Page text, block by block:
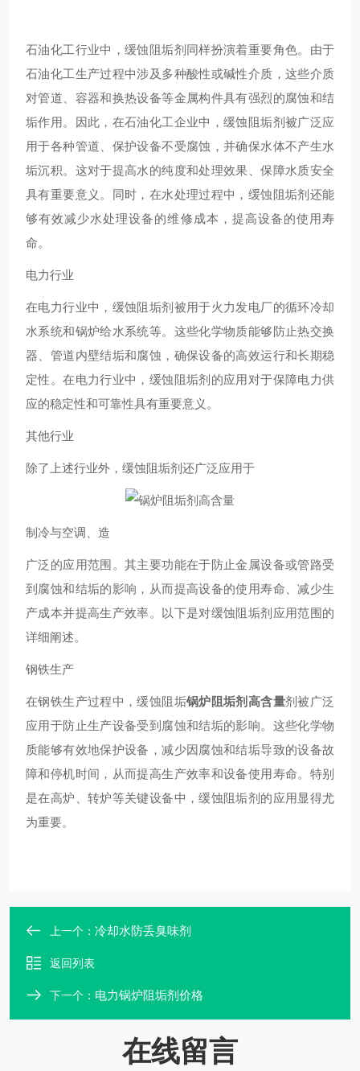
石油化工行业中，缓蚀阻垢剂同样扮演着重要角色。由于
石油化工生产过程中涉及多种酸性或碱性介质，这些介质
对管道、容器和换热设备等金属构件具有强烈的腐蚀和结
垢作用。因此，在石油化工企业中，缓蚀阻垢剂被广泛应
用于各种管道、保护设备不受腐蚀，并确保水体不产生水
垢沉积。这对于提高水的纯度和处理效果、保障水质安全
具有重要意义。同时，在水处理过程中，缓蚀阻垢剂还能
够有效减少水处理设备的维修成本，提高设备的使用寿
命。
电力行业
在电力行业中，缓蚀阻垢剂被用于火力发电厂的循环冷却
水系统和锅炉给水系统等。这些化学物质能够防止热交换
器、管道内壁结垢和腐蚀，确保设备的高效运行和长期稳
定性。在电力行业中，缓蚀阻垢剂的应用对于保障电力供
应的稳定性和可靠性具有重要意义。
其他行业
除了上述行业外，缓蚀阻垢剂还广泛应用于
制冷与空调、造
广泛的应用范围。其主要功能在于防止金属设备或管路受
到腐蚀和结垢的影响，从而提高设备的使用寿命、减少生
产成本并提高生产效率。以下是对缓蚀阻垢剂应用范围的
详细阐述。
钢铁生产
在钢铁生产过程中，缓蚀阻垢锅炉阻垢剂高含量剂被广泛
应用于防止生产设备受到腐蚀和结垢的影响。这些化学物
质能够有效地保护设备，减少因腐蚀和结垢导致的设备故
障和停机时间，从而提高生产效率和设备使用寿命。特别
是在高炉、转炉等关键设备中，缓蚀阻垢剂的应用显得尤
为重要。
上一个： 冷却水防丢臭味剂
返回列表
下一个： 电力锅炉阻垢剂价格
在线留言